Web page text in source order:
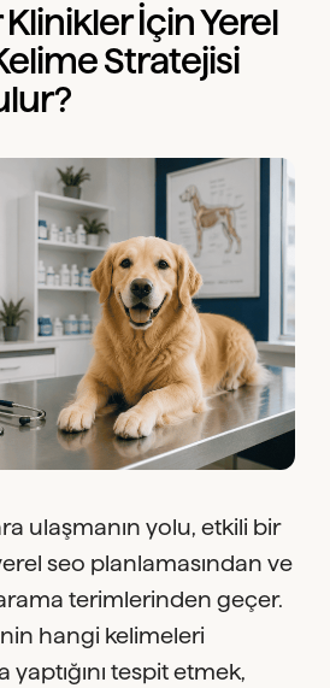
İçin Yerel
Stratejisi
ulaşmanın yolu, etkili bir
seo planlamasından ve
terimlerinden geçer.
hangi kelimeleri
tespit etmek,